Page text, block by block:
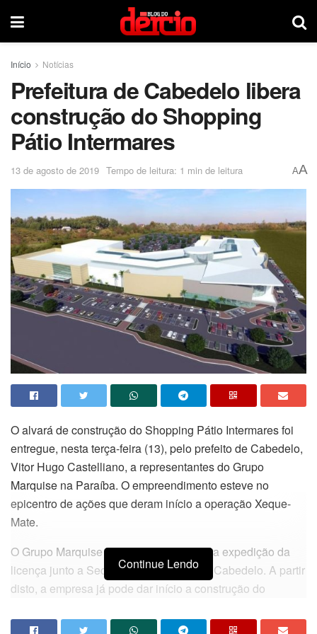
Início Notícias
Prefeitura de Cabedelo libera
construção do Shopping
Pátio Intermares
13 de agosto de 2019 Tempo de leitura: 1 min de leitura AA
O alvará de construção do Shopping Pátio Intermares foi
entregue, nesta terça-feira (13), pelo prefeito de Cabedelo,
Vitor Hugo Castelliano, a representantes do Grupo
Marquise na Paraíba. O empreendimento esteve no
epicentro de ações que deram início a operação Xeque-
Mate.
O Grupo Marquise já pagou as taxas para expedição da
licença junto a Secretaria da Receita de Cabedelo. A partir
disto, a empresa já pode dar início a construção do
diretos e indiretos.
Continue Lendo